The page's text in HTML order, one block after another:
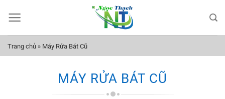
qua
nội
dung
Trang chủ » Máy Rửa Bát Cũ
MÁY RỬA BÁT CŨ